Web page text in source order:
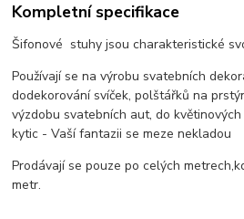
Kompletní specifikace
Šifonové stuhy jsou charakteristické
Používají se na výrobu svatebních
dodekorování svíček, polštářků na
výzdobu svatebních aut, do
kytic - Vaší fantazii se meze nekladou
Prodávají se pouze po celých
metr.